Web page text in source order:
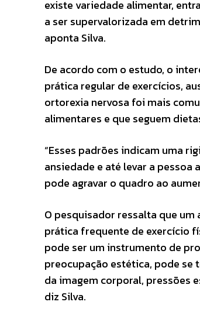
existe variedade alimentar,
a ser supervalorizada em
aponta Silva.
De acordo com o estudo, o
prática regular de exercícios,
ortorexia nervosa foi mais
alimentares e que seguem
“Esses padrões indicam uma
ansiedade e até levar a pessoa
pode agravar o quadro ao
O pesquisador ressalta que
prática frequente de exercício
pode ser um instrumento de
preocupação estética, pode
da imagem corporal, pressões
diz Silva.